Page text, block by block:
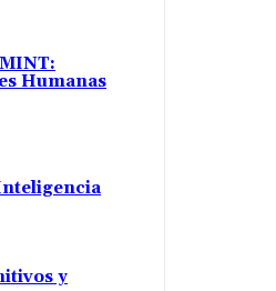
Humanas
y